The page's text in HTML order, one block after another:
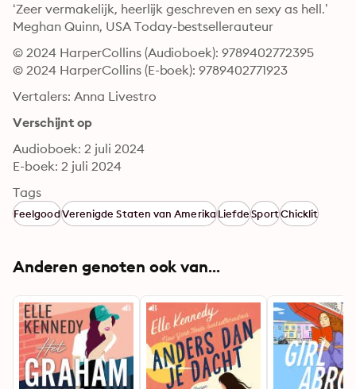
‘Zeer vermakelijk, heerlijk geschreven en sexy as hell.’
Meghan Quinn, USA Today-bestsellerauteur
© 2024 HarperCollins (Audioboek): 9789402772395
© 2024 HarperCollins (E-boek): 9789402771923
Vertalers: Anna Livestro
Verschijnt op
Audioboek: 2 juli 2024
E-boek: 2 juli 2024
Tags
FeelgoodVerenigde Staten van AmerikaLiefdeSportChicklit
Anderen genoten ook van...